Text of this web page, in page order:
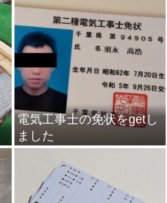
電気工事士の免状をgetし
ました